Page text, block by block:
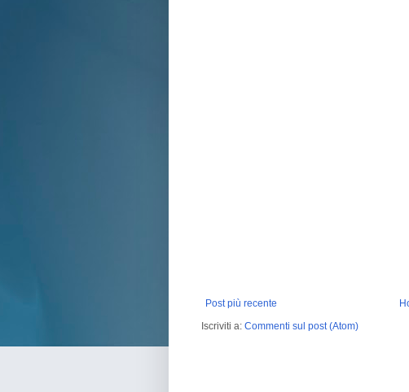
Post più recente
Iscriviti a: Commenti sul post (Atom)